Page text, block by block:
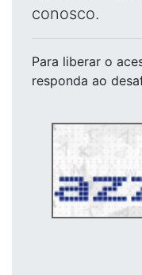
conosco.
Para liberar o
responda ao